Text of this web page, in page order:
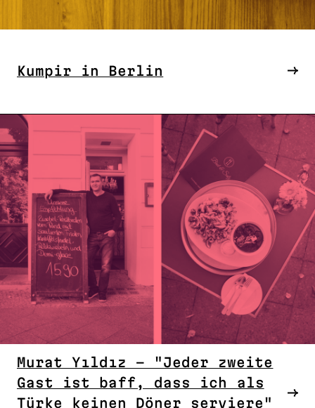
Kumpir in Berlin
Murat Yıldız – "Jeder zweite
Gast ist baff, dass ich als
Türke keinen Döner serviere"